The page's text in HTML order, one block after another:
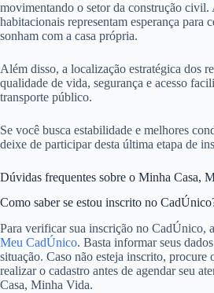
movimentando o setor da construção civil.
habitacionais representam esperança para
sonham com a casa própria.
Além disso, a localização estratégica dos
qualidade de vida, segurança e acesso
transporte público.
Se você busca estabilidade e melhores
deixe de participar desta última etapa de
Dúvidas frequentes sobre o Minha Casa,
Como saber se estou inscrito no
Para verificar sua inscrição no CadÚnico,
Meu CadÚnico. Basta informar seus
situação. Caso não esteja inscrito,
realizar o cadastro antes de agendar seu
Casa, Minha Vida.